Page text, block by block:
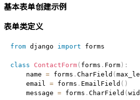
基本表单创建示例
表单类定义
from django import forms
class ContactForm( forms . Form) :
    name
= forms . CharField (
    email
= forms . EmailField ( )
    message
= forms . CharField (